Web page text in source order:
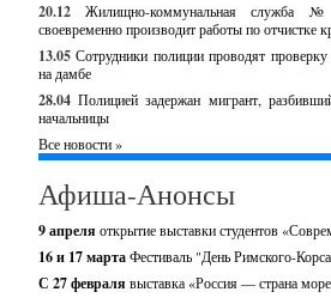
20.12
Жилищно-коммунальная служба
своевременно производит работы по отчистке
13.05 Сотрудники полиции проводят
на дамбе
28.04 Полицией задержан мигрант,
начальницы
Все новости »
Афиша-Анонсы
9 апреля открытие выставки студентов
16 и 17 мартаФестиваль "День Римского-
С 27 февраля выставка «Россия — страна